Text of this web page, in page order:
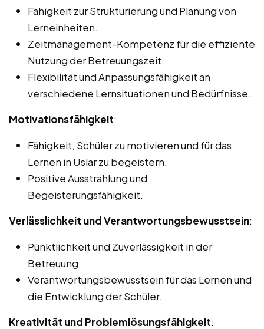
Fähigkeit zur Strukturierung und Planung von
Lerneinheiten.
Zeitmanagement-Kompetenz für die effiziente
Nutzung der Betreuungszeit.
Flexibilität und Anpassungsfähigkeit an
verschiedene Lernsituationen und Bedürfnisse.
Motivationsfähigkeit:
Fähigkeit, Schüler zu motivieren und für das
Lernen in Uslar zu begeistern.
Positive Ausstrahlung und
Begeisterungsfähigkeit.
Verlässlichkeit und Verantwortungsbewusstsein:
Pünktlichkeit und Zuverlässigkeit in der
Betreuung.
Verantwortungsbewusstsein für das Lernen und
die Entwicklung der Schüler.
Kreativität und Problemlösungsfähigkeit: